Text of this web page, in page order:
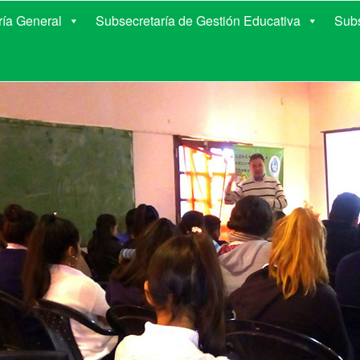
EDUCACIÓN DE
General Subsecretaría de Gestión Educativa